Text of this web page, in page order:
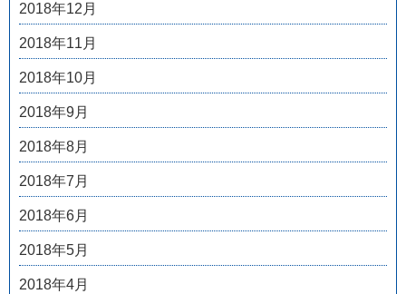
2018年12月
2018年11月
2018年10月
2018年9月
2018年8月
2018年7月
2018年6月
2018年5月
2018年4月